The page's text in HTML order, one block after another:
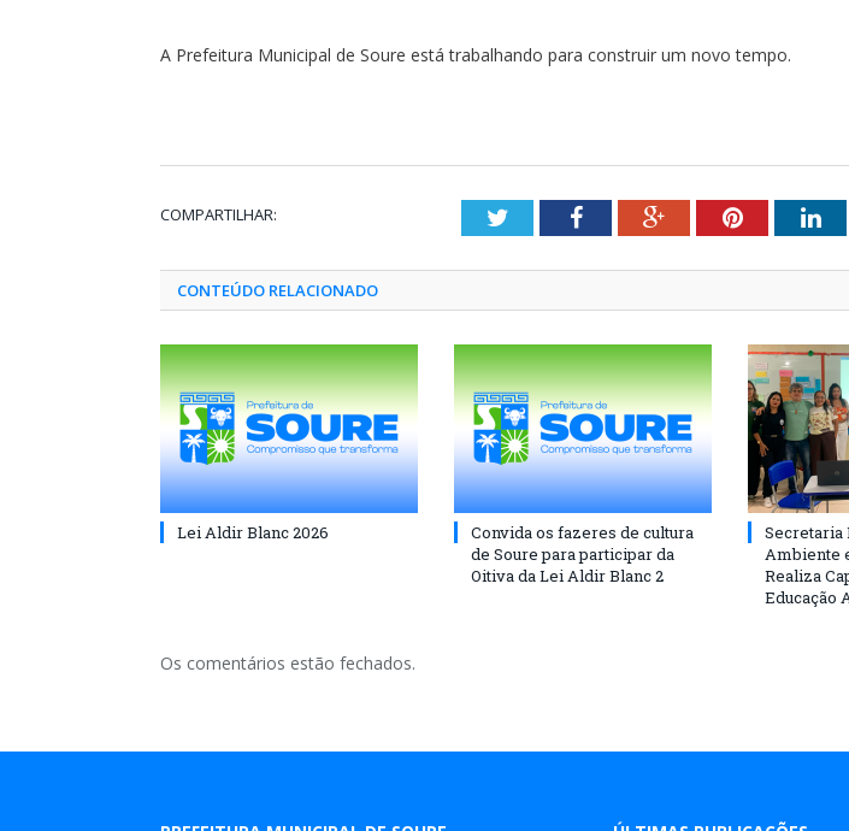
A Prefeitura Municipal de Soure está trabalhando para construir um novo tempo.
COMPARTILHAR: TwitterFacebookGoogle+Pinterest
CONTEÚDO RELACIONADO
Lei Aldir Blanc 2026
Convida os fazeres de cultura
de Soure para participar da
Oitiva da Lei Aldir Blanc 2
Secretaria
Ambiente
Realiza
Educação
Os comentários estão fechados.